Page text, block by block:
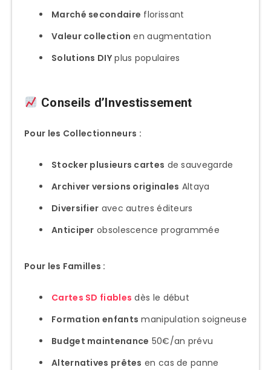
Marché secondaire florissant
Valeur collection en augmentation
Solutions DIYplus populaires
Conseils d’Investissement
Pour les Collectionneurs :
Stocker plusieurs cartes de sauvegarde
Archiver versions originales Altaya
Diversifier avec autres éditeurs
Anticiper obsolescence programmée
Pour les Familles :
Cartes SD fiables dès le début
Formation enfants manipulation soigneuse
Budget maintenance 50€/an prévu
Alternatives prêtes en cas de panne